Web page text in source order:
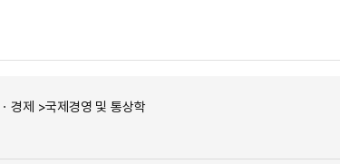
경제 >국제경영 및 통상학